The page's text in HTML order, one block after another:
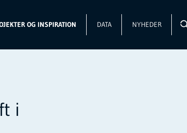
OG INSPIRATION DATA NYHEDER
i